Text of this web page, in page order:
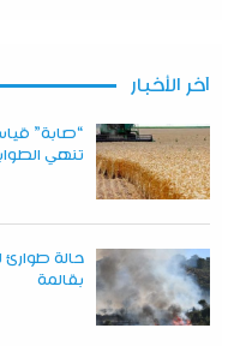
آخر الأخبار
تنهي
حالة طوارئ
بقالمة